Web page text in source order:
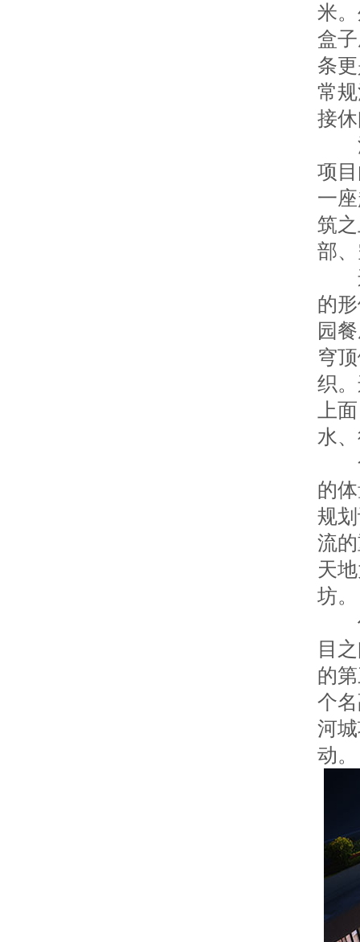
米
盒
条
常
接
沉
项
一
筑
部
连
的
园
穹
织
上
水
合
的
规
流
天
坊。
作
目
的
个
河
动。